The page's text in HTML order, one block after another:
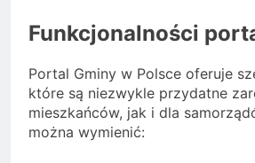
Funkcjonalności
Portal Gminy w Polsce oferuje
które są niezwykle przydatne
mieszkańców, jak i dla
można wymienić: